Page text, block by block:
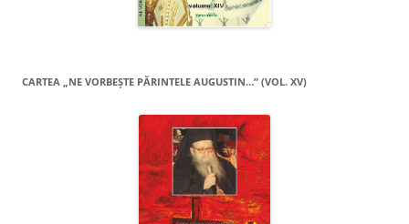
CARTEA „NE VORBEŞTE PĂRINTELE AUGUSTIN…” (VOL. XV)